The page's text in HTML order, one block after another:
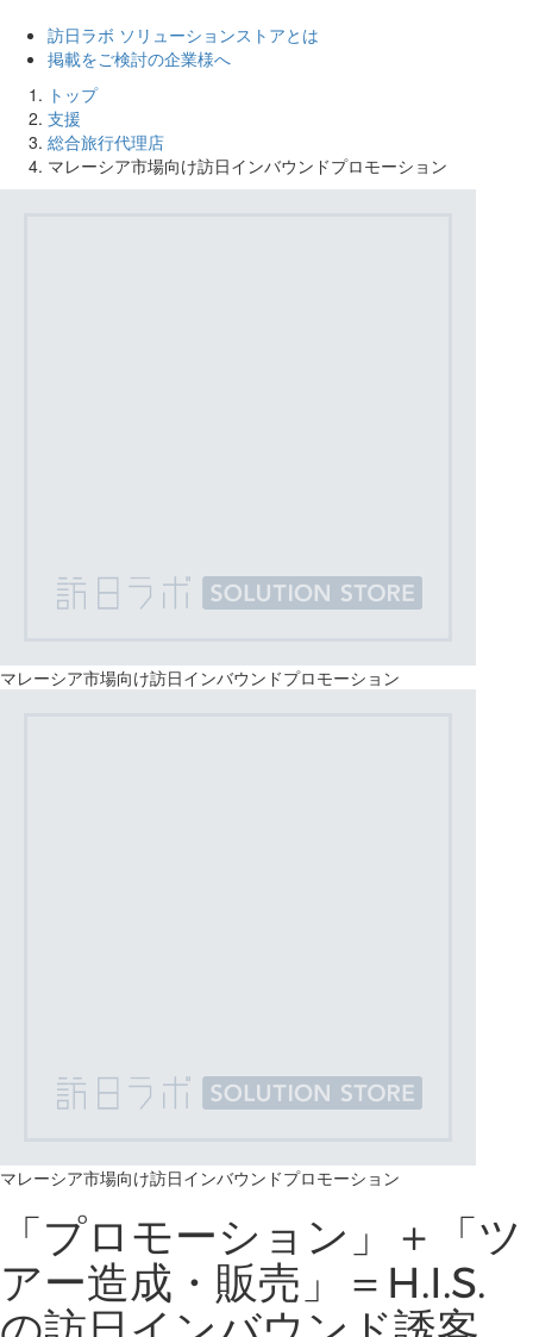
訪日ラボ ソリューションストアとは
掲載をご検討の企業様へ
トップ
支援
総合旅行代理店
マレーシア市場向け訪日インバウンドプロモーション
マレーシア市場向け訪日インバウンドプロモーション
マレーシア市場向け訪日インバウンドプロモーション
「プロモーション」＋「ツ
アー造成・販売」＝H.I.S.